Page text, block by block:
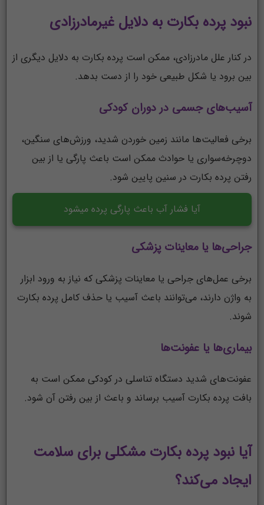
نبود پرده بکارت به دلایل غیرمادرزادی
در کنار علل مادرزادی، ممکن است پرده بکارت به دلایل دیگری از
بین برود یا شکل طبیعی خود را از دست بدهد.
آسیب‌های جسمی در دوران کودکی
برخی فعالیت‌ها مانند زمین خوردن شدید، ورزش‌های سنگین،
دوچرخه‌سواری یا حوادث ممکن است باعث پارگی یا از بین
رفتن پرده بکارت در سنین پایین شود.
آیا فشار آب باعث پارگی پرده میشود
جراحی‌ها یا معاینات پزشکی
برخی عمل‌های جراحی یا معاینات پزشکی که نیاز به ورود ابزار
به واژن دارند، می‌توانند باعث آسیب یا حذف کامل پرده بکارت
شوند.
بیماری‌ها یا عفونت‌ها
عفونت‌های شدید دستگاه تناسلی در کودکی ممکن است به
بافت پرده بکارت آسیب برساند و باعث از بین رفتن آن شود.
آیا نبود پرده بکارت مشکلی برای سلامت
ایجاد می‌کند؟